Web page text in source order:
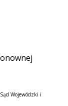
Wojewódzki i